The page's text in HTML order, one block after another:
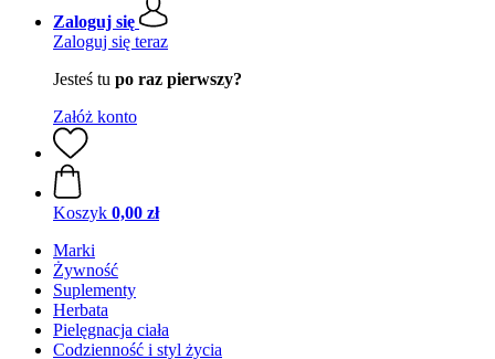
Zaloguj się
Zaloguj się teraz
Jesteś tu po raz pierwszy?
Załóż konto
Koszyk 0,00 zł
Marki
Żywność
Suplementy
Herbata
Pielęgnacja ciała
Codzienność i styl życia